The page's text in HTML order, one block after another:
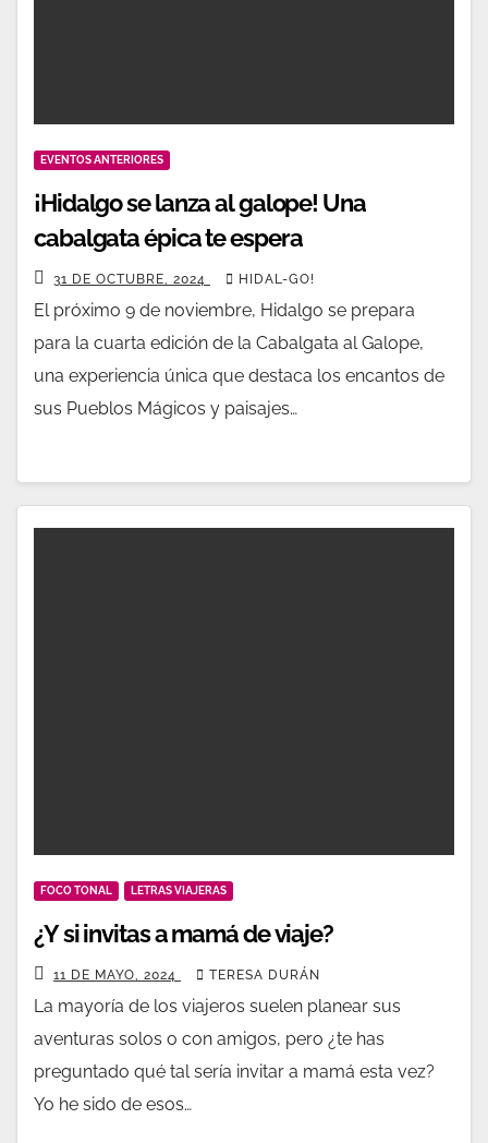
EVENTOS ANTERIORES
¡Hidalgo se lanza al galope! Una
cabalgata épica te espera
31 DE OCTUBRE, 2024 HIDAL-GO!
El próximo 9 de noviembre, Hidalgo se prepara
para la cuarta edición de la Cabalgata al Galope,
una experiencia única que destaca los encantos de
sus Pueblos Mágicos y paisajes…
FOCO TONAL LETRAS VIAJERAS
¿Y si invitas a mamá de viaje?
11 DE MAYO, 2024 TERESA DURÁN
La mayoría de los viajeros suelen planear sus
aventuras solos o con amigos, pero ¿te has
preguntado qué tal sería invitar a mamá esta vez?
Yo he sido de esos…